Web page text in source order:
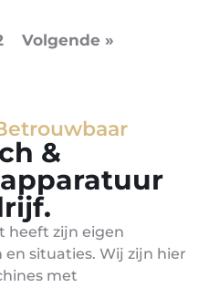
Volgende »
&
heeft zijn eigen
situaties. Wij zijn hier
met